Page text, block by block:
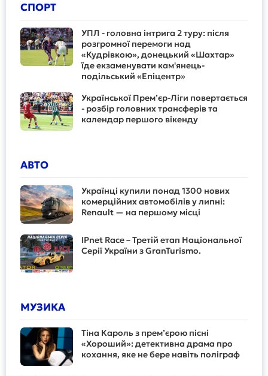
СПОРТ
УПЛ - головна інтрига 2 туру: після
розгромної перемоги над
«Кудрівкою», донецький «Шахтар»
їде екзаменувати кам'янець-
подільський «Епіцентр»
Української Прем’єр-Ліги повертається
- розбір головних трансферів та
календар першого вікенду
АВТО
Українці купили понад 1300 нових
комерційних автомобілів у липні:
Renault — на першому місці
IPnet Race – Третій етап Національної
Серії України з GranTurismo.
МУЗИКА
Тіна Кароль з прем’єрою пісні
«Хороший»: детективна драма про
кохання, яке не бере навіть поліграф